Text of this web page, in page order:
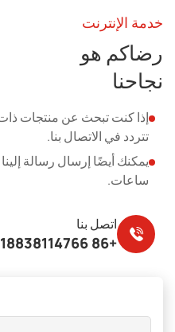
خدمة الإنترنت
رضاكم هو
نجاحنا
إذا كنت تبحث عن منتجات
تتردد في الاتصال بنا.
ساعات.
اتصل بنا
+86 18838114766